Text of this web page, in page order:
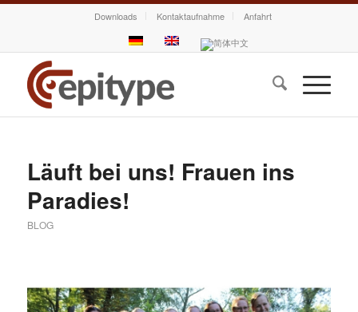
Downloads Kontaktaufnahme Anfahrt
Läuft bei uns! Frauen ins
Paradies!
BLOG